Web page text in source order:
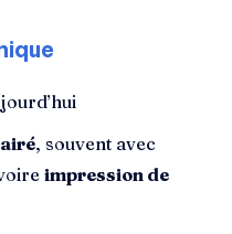
, souvent avec
impression de